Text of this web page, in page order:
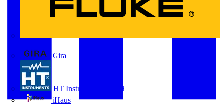
Gira
HT Instruments GmbH
iHaus